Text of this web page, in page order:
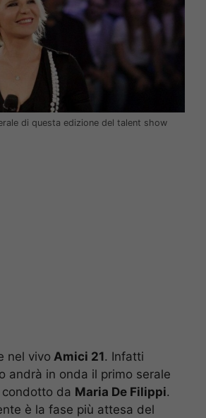
di questa edizione del talent show
nel vivo Amici 21. Infatti
andrà in onda il primo serale
da Maria De Filippi.
è la fase più attesa del